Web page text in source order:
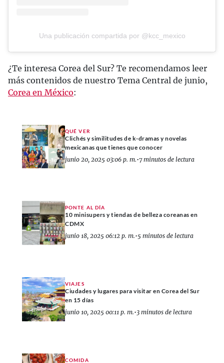
Una publicación compartida por @kcc_mexico
¿Te interesa Corea del Sur? Te recomendamos leer
más contenidos de nuestro Tema Central de junio,
Corea en México:
QUÉ VER
Clichés y similitudes de k-dramas y novelas
mexicanas que tienes que conocer
junio 20, 2025 03:06 p. m.•7 minutos de lectura
PONTE AL DÍA
10 minisupers y tiendas de belleza coreanas en
CDMX
junio 18, 2025 06:12 p. m.•5 minutos de lectura
VIAJES
Ciudades y lugares para visitar en Corea del Sur
en 15 días
junio 10, 2025 00:11 p. m.•3 minutos de lectura
COMIDA